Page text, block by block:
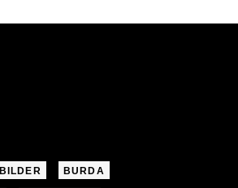
BILDER BURDA